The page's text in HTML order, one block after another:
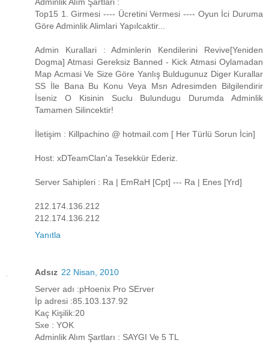
Adminlik Alım Şartlari :
Top15 1. Girmesi ---- Ücretini Vermesi ---- Oyun İci Duruma
Göre Adminlik Alimlari Yapılcaktir...
Admin Kurallari : Adminlerin Kendilerini Revive[Yeniden
Dogma] Atmasi Gereksiz Banned - Kick Atmasi Oylamadan
Map Acmasi Ve Size Göre Yanlış Buldugunuz Diger Kurallar
SS İle Bana Bu Konu Veya Msn Adresimden Bilgilendirir
İseniz O Kisinin Suclu Bulundugu Durumda Adminlik
Tamamen Silincektir!
İletişim : Killpachino @ hotmail.com [ Her Türlü Sorun İcin]
Host: xDTeamClan'a Tesekkür Ederiz.
Server Sahipleri : Ra | EmRaH [Cpt] --- Ra | Enes [Yrd]
212.174.136.212
212.174.136.212
Yanıtla
Adsız 22 Nisan, 2010
Server adı :pHoenix Pro SErver
İp adresi :85.103.137.92
Kaç Kişilik:20
Sxe : YOK
Adminlik Alım Şartları : SAYGI Ve 5 TL